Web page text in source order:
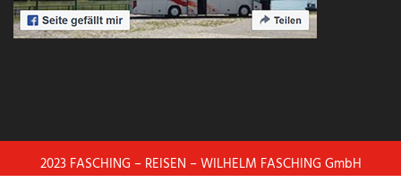
2023 FASCHING – REISEN – WILHELM FASCHING GmbH